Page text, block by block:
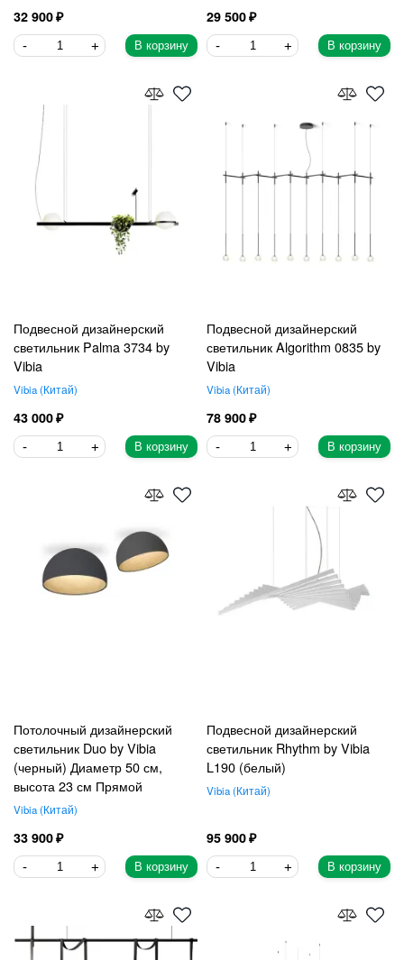
32 900
В корзину
29 500
В корзину
Подвесной дизайнерский
светильник Palma 3734 by
Vibia
Vibia Китай
43 000
В корзину
Подвесной дизайнерский
светильник Algorithm 0835 by
Vibia
Vibia Китай
78 900
В корзину
Потолочный дизайнерский
светильник Duo by Vibia
(черный) Диаметр 50 см,
высота 23 см Прямой
Vibia Китай
33 900
В корзину
Подвесной дизайнерский
светильник Rhythm by Vibia
L190 (белый)
Vibia Китай
95 900
В корзину